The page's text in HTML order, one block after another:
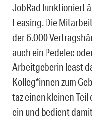
JobRad funktioniert
Leasing. Die
der 6.000
auch ein Pedelec
Arbeitgeberin least
Kolleg*innen zum
taz einen kleinen
ein und bedient